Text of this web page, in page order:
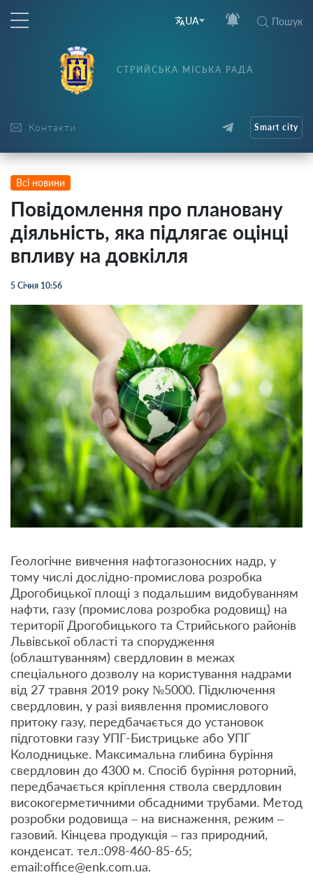
UA Пошук
Контакти
СТРИЙСЬКА МІСЬКА РАДА
Smart city
Всі новини
Повідомлення про плановану
діяльність, яка підлягає оцінці
впливу на довкілля
5 Січня 10:56
Геологічне вивчення нафтогазоносних надр, у
тому числі дослідно-промислова розробка
Дрогобицької площі з подальшим видобуванням
нафти, газу (промислова розробка родовищ) на
території Дрогобицького та Стрийського районів
Львівської області та спорудження
(облаштуванням) свердловин в межах
спеціального дозволу на користування надрами
від 27 травня 2019 року №5000. Підключення
свердловин, у разі виявлення промислового
притоку газу, передбачається до установок
підготовки газу УПГ-Бистрицьке або УПГ
Колодницьке. Максимальна глибина буріння
свердловин до 4300 м. Спосіб буріння роторний,
передбачається кріплення ствола свердловин
високогерметичними обсадними трубами. Метод
розробки родовища – на виснаження, режим –
газовий. Кінцева продукція – газ природний,
конденсат. тел.:098-460-85-65;
email:office@enk.com.ua.